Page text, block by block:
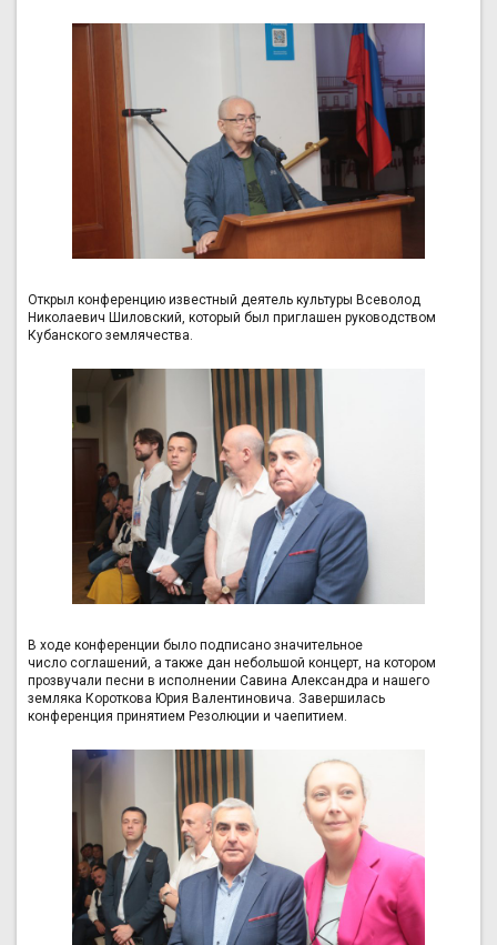
Открыл конференцию известный деятель культуры Всеволод
Николаевич Шиловский, который был приглашен руководством
Кубанского землячества.
В ходе конференции было подписано значительное
число соглашений, а также дан небольшой концерт, на котором
прозвучали песни в исполнении Савина Александра и нашего
земляка Короткова Юрия Валентиновича. Завершилась
конференция принятием Резолюции и чаепитием.